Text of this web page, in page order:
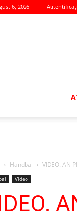
6, 2026
Handbal VIDEO. AN
Video